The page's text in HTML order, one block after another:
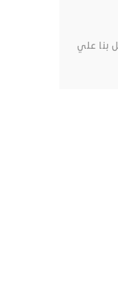
بنا علي